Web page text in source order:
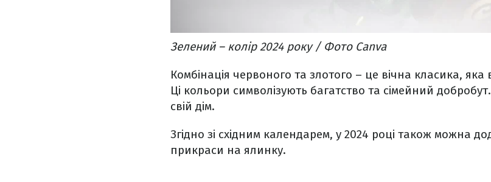
Зелений – колір 2024 року / Фото Canva
Комбінація червоного та злотого – це вічна класика,
Ці кольори символізують багатство та сімейний
свій дім.
Згідно зі східним календарем, у 2024 році також можна
прикраси на ялинку.